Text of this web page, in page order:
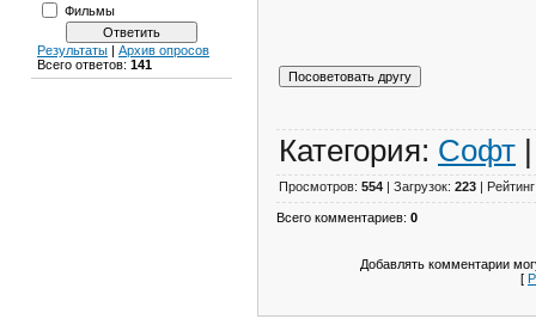
Фильмы
Результаты | Архив опросов
Всего ответов: 141
Категория: Софт
Просмотров: 554 | Загрузок: 223 |
Всего комментариев: 0
Добавлять комментарии
[